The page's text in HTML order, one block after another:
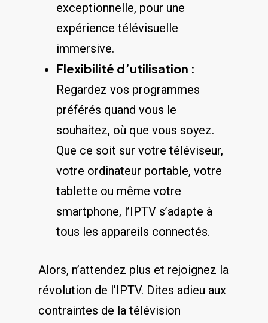
exceptionnelle, pour une
expérience ‌télévisuelle
immersive.
Flexibilité d’utilisation :
Regardez vos programmes
⁢préférés quand vous le
souhaitez, où⁤ que vous soyez.
Que ce soit sur votre téléviseur,
votre ordinateur portable, votre
tablette ou même ​votre
smartphone, l’IPTV s’adapte à
tous ‌les appareils connectés.
Alors, n’attendez plus et rejoignez la
⁣révolution de l’IPTV. Dites adieu aux
contraintes ⁢de la télévision